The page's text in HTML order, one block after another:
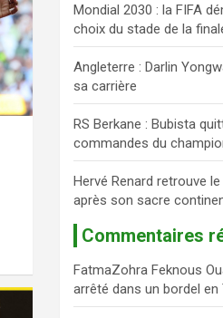
e
r
Mondial 2030 : la FIFA
choix du stade de la
Angleterre : Darlin
sa carrière
RS Berkane : Bubista
commandes du
Hervé Renard retrouve
après son sacre
Commentaires
FatmaZohra Feknous
arrêté dans un bordel en